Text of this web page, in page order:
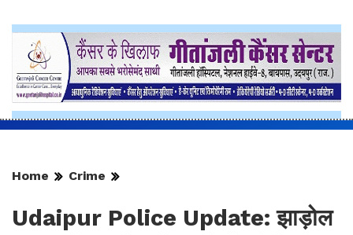
Home Crime
Udaipur Police Update: झाड़ोल